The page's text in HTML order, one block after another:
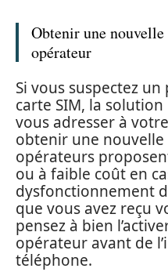
Obtenir une
opérateur
Si vous suspectez
carte SIM, la
vous adresser à
obtenir une
opérateurs
ou à faible coût en
dysfonctionnement
que vous avez reçu
pensez à bien
opérateur avant de
téléphone.